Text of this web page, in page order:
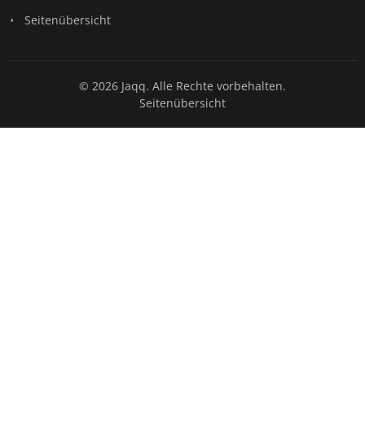
Seitenübersicht
© 2026 Jaqq. Alle Rechte vorbehalten.
Seitenübersicht